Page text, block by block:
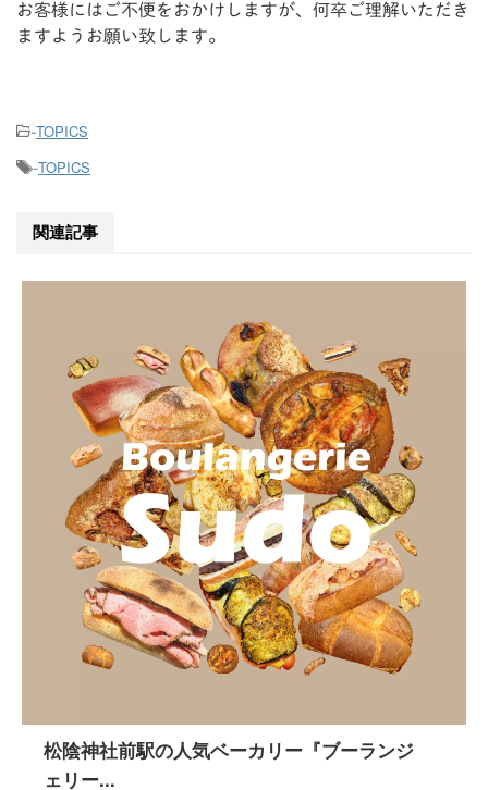
お客様にはご不便をおかけしますが、何卒ご理解いただき
ますようお願い致します。
-TOPICS
-TOPICS
関連記事
松陰神社前駅の人気ベーカリー『ブーランジ
ェリー...